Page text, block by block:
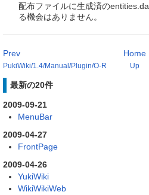
配布ファイルに生成済の
る機会はありません。
Prev
PukiWiki/1.4/Manual/Plugin/O-R
Home
Up
最新の20件
2009-09-21
MenuBar
2009-04-27
FrontPage
2009-04-26
YukiWiki
WikiWikiWeb